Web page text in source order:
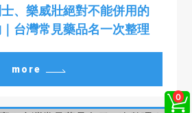
、樂威壯絕對不能併用的
台灣常見藥品名一次整理
more